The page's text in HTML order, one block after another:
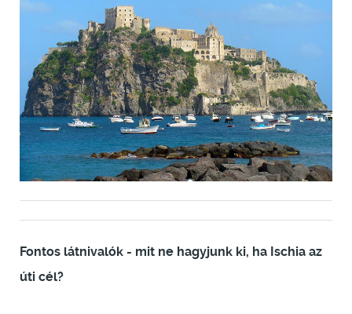
Fontos látnivalók - mit ne hagyjunk ki, ha Ischia az
úti cél?